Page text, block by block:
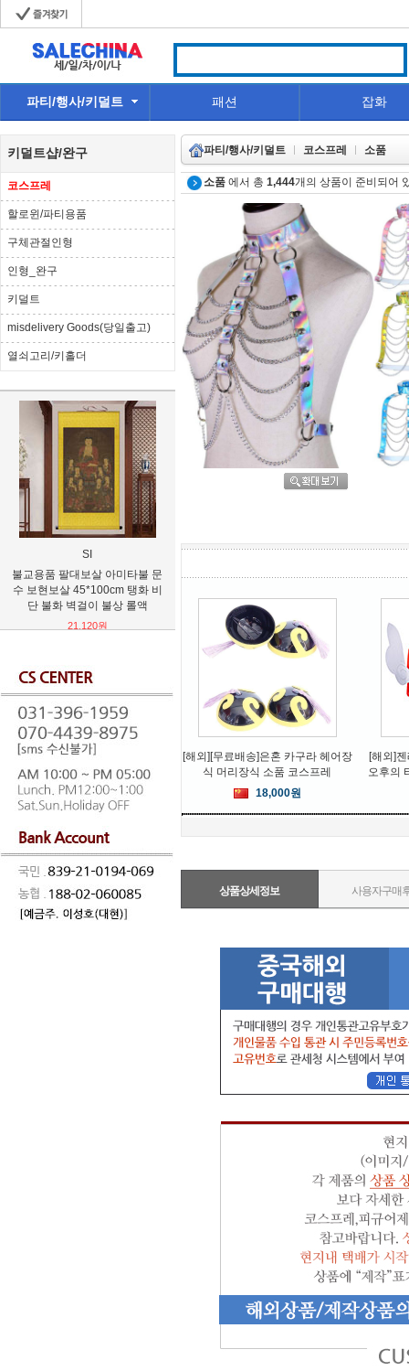
파티/행사/키덜트 패션 잡화
키덜트샵/완구
코스프레
할로윈/파티용품
구체관절인형
인형_완구
키덜트
misdelivery Goods(당일출고)
열쇠고리/키홀더
품 팔대보살 아미타불 문
보살 45*100cm 탱화 비
화 벽걸이 불상 롤액
할로윈소품 유령 귀신 음향 발광
걸이식 인형 인테리어 장식품
21,120원
[무료배송]불교용
파티/행사/키덜트 코스프레 소품
소품 에서 총 1,444개의 상품이 준비되어
[해외][무료배송]은혼 카구라 헤어장
식 머리장식 소품 코스프레
18,000원
[해외]
오후의
상품상세정보 사용자구매